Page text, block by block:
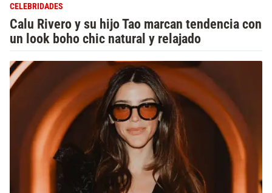
CELEBRIDADES
Calu Rivero y su hijo Tao marcan tendencia con
un look boho chic natural y relajado